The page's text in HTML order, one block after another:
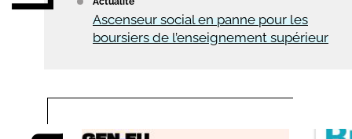
Ascenseur social en panne pour les
boursiers de l’enseignement supérieur